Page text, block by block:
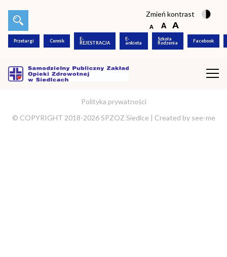
Zmień kontrast
Przetargi Cennik E-
REJESTRACJA
E-
ankieta
Szkoła
Rodzenia Facebook
Polityka prywatności
© COPYRIGHT 2018-2026 SPZOZ Siedlce | Created by see-me